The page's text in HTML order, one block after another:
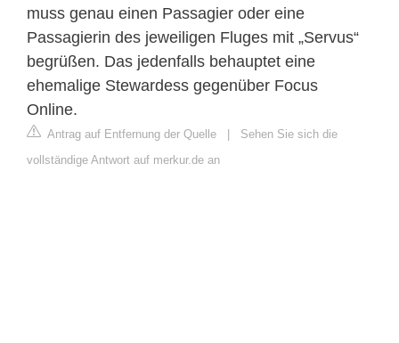
muss genau einen Passagier oder eine
Passagierin des jeweiligen Fluges mit „Servus“
begrüßen. Das jedenfalls behauptet eine
ehemalige Stewardess gegenüber Focus
Online.
Antrag auf Entfernung der Quelle
Sehen Sie sich die
vollständige Antwort auf merkur.de an